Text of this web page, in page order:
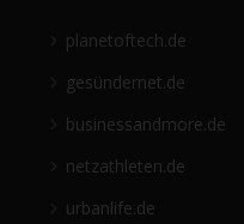
planetoftech.de
gesündernet.de
businessandmore.de
netzathleten.de
urbanlife.de